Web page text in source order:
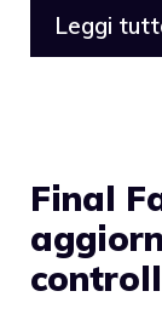
Leggi
Final